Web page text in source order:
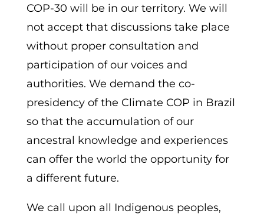
COP-30 will be in our territory. We will
not accept that discussions take place
without proper consultation and
participation of our voices and
authorities. We demand the co-
presidency of the Climate COP in Brazil
so that the accumulation of our
ancestral knowledge and experiences
can offer the world the opportunity for
a different future.
We call upon all Indigenous peoples,